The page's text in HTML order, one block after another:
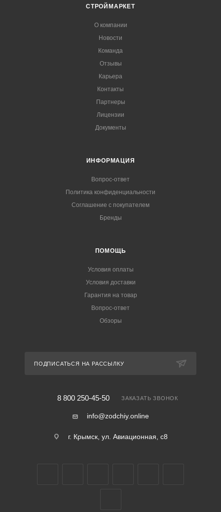
СТРОЙМАРКЕТ
О компании
Новости
Команда
Отзывы
Карьера
Контакты
Партнеры
Лицензии
Документы
ИНФОРМАЦИЯ
Вопрос-ответ
Политика конфиденциальности
Соглашение с покупателем
Бренды
ПОМОЩЬ
Условия оплаты
Условия доставки
Гарантия на товар
Вопрос-ответ
Обзоры
ПОДПИСАТЬСЯ НА РАССЫЛКУ
8 800 250-45-50 ЗАКАЗАТЬ ЗВОНОК
info@zodchiy.online
г. Крымск, ул. Авиационная, с8